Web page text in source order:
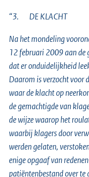
“3. DE KLACHT
Na het mondeling
12 februari 2009 aan de
dat er onduidelijkheid
Daarom is verzocht voor
waar de klacht op
de gemachtigde van
de wijze waarop het
waarbij klagers door
werden gelaten,
enige opgaaf van
patiëntenbestand over te